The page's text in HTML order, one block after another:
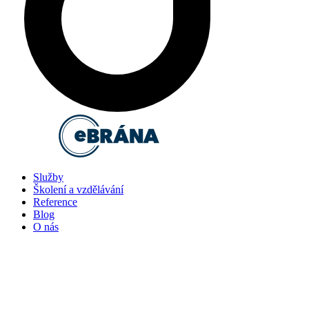
Služby
Školení a vzdělávání
Reference
Blog
O nás